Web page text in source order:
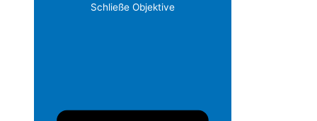
Schließe Objektive